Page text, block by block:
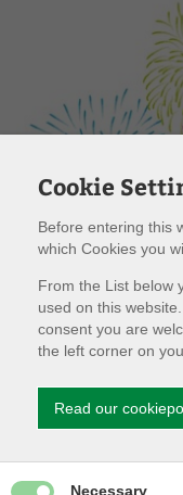
Det er kun tilladt at
01.01.
Cookie
Before entering this
which Cookies you
From the List below
used on this
consent you are
the left corner on
Read our
Necessary
Give permission for